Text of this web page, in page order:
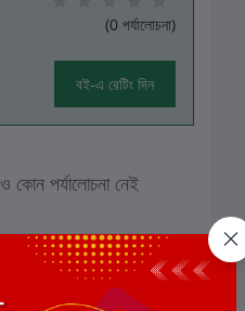
(0 পর্যালোচনা)
বই-এ রেটিং দিন
পর্যালোচনা নেই